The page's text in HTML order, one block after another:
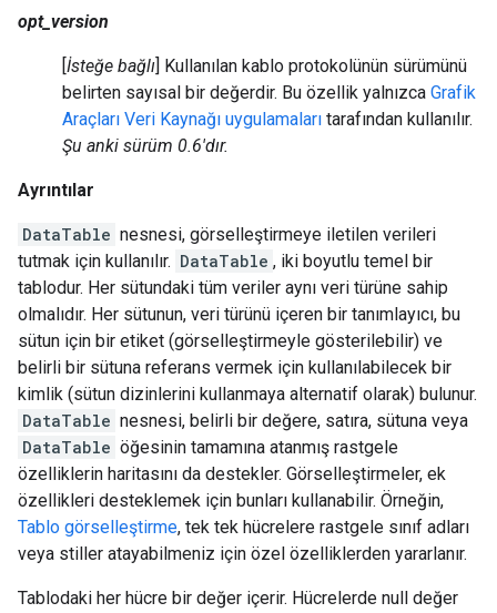
opt_version
[İsteğe bağlı] Kullanılan kablo protokolünün sürümünü
belirten sayısal bir değerdir. Bu özellik yalnızca Grafik
Araçları Veri Kaynağı uygulamaları tarafından kullanılır.
Şu anki sürüm 0.6'dır.
Ayrıntılar
DataTable nesnesi, görselleştirmeye iletilen verileri
tutmak için kullanılır. DataTable , iki boyutlu temel bir
tablodur. Her sütundaki tüm veriler aynı veri türüne sahip
olmalıdır. Her sütunun, veri türünü içeren bir tanımlayıcı, bu
sütun için bir etiket (görselleştirmeyle gösterilebilir) ve
belirli bir sütuna referans vermek için kullanılabilecek bir
kimlik (sütun dizinlerini kullanmaya alternatif olarak) bulunur.
DataTable nesnesi, belirli bir değere, satıra, sütuna veya
DataTable öğesinin tamamına atanmış rastgele
özelliklerin haritasını da destekler. Görselleştirmeler, ek
özellikleri desteklemek için bunları kullanabilir. Örneğin,
Tablo görselleştirme, tek tek hücrelere rastgele sınıf adları
veya stiller atayabilmeniz için özel özelliklerden yararlanır.
Tablodaki her hücre bir değer içerir. Hücrelerde null değer